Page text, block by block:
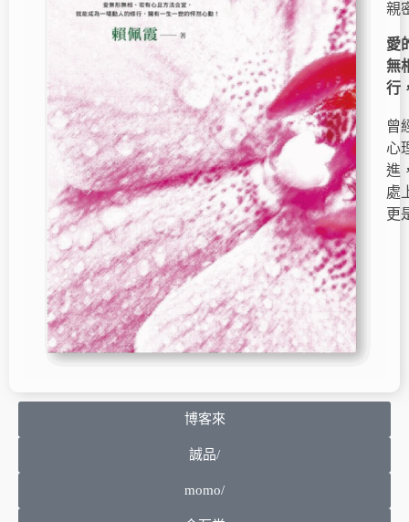
親
愛
無
行
曾
心
進
處
更
博客來
誠品/
momo/